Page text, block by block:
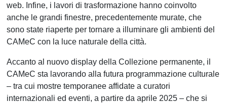
web. Infine, i lavori di trasformazione hanno coinvolto
anche le grandi finestre, precedentemente murate, che
sono state riaperte per tornare a illuminare gli ambienti del
CAMeC con la luce naturale della città.
Accanto al nuovo display della Collezione permanente, il
CAMeC sta lavorando alla futura programmazione culturale
– tra cui mostre temporanee affidate a curatori
internazionali ed eventi, a partire da aprile 2025 – che si